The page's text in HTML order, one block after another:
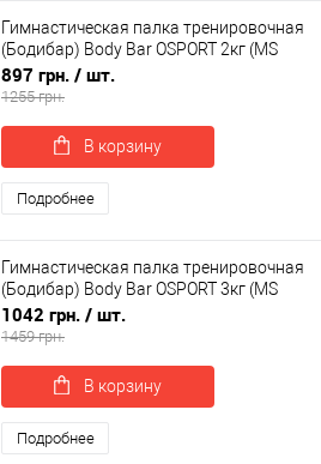
Гимнастическая палка тренировочная
(Бодибар) Body Bar OSPORT 2кг (MS
4154-2)
897 грн. / шт.
1255 грн.
В корзину
Подробнее
Гимнастическая палка тренировочная
(Бодибар) Body Bar OSPORT 3кг (MS
4154-3)
1042 грн. / шт.
1459 грн.
В корзину
Подробнее